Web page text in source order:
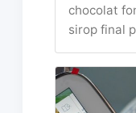
chocolat
sirop final